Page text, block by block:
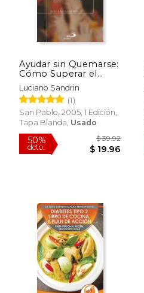
dcto. $ 18.26
Ayudar sin Quemarse:
Cómo Superar el
Burnout en las
Profesiones de Ayuda
(Salud y Vida)
Luciano Sandrin
(1)
San Pablo, 2005, 1 Edición,
Tapa Blanda, Usado